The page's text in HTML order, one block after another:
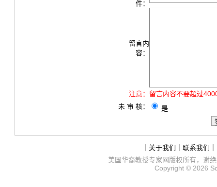
件：
留言内
容：
注意： 留言内容不要超过
未 审 核：
是
关于我们 联系我们
美国华裔教授专家网版权所有，谢
Copyright © 2026